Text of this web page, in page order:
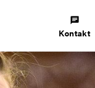
Kontakt